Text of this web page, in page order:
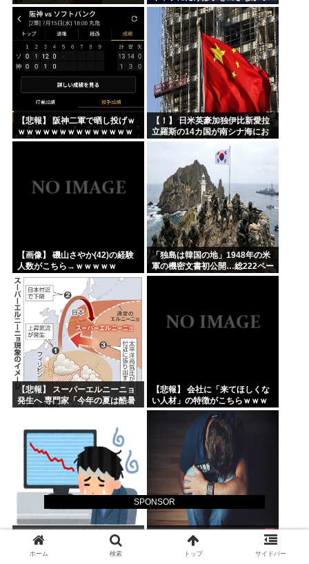
SPONSOR
た星人だよな
【悲報】 阪神二軍で晒し投げｗ
ｗｗｗｗｗｗｗｗｗｗｗｗｗｗ
ｗｗｗｗｗｗxｗｗｗｗｗｗｗｗ
【！】 日米英豪加独伊比新愛拉
立羅斯の14カ国が南シナ海にお
ける中国の一方的行動に反対声
明 中国、国際的孤立へ
【画像】 磯山さやか(42)の経験
人数がこちら→ｗｗｗｗｗ
「独島は韓国の地」1948年の米
軍の機密文書初公開…総222ペー
ジ！
【悲報】 スーパーエルニーニョ
発生へ 専門家「今年の夏は酷暑
【悲報】 会社に「来てほしくな
い人材」の特徴がこちらｗｗｗ
ｗｗ
ワイ、半導体で破産寸前 働きたくない
ホーム 検索 トップ サイドバー